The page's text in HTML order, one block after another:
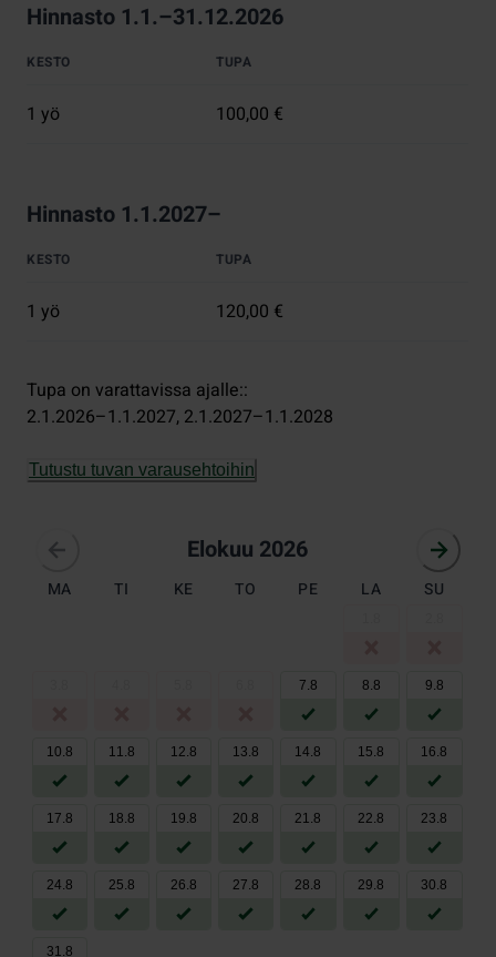
Hinnasto 1.1.–31.12.2026
KESTO TUPA
1 yö 100,00 €
Hinnasto 1.1.2027–
KESTO TUPA
1 yö 120,00 €
Tupa on varattavissa ajalle::
2.1.2026–1.1.2027, 2.1.2027–1.1.2028
Tutustu tuvan varausehtoihin
elokuu 2026 Elokuu 2026
MA TI KE TO PE LA SU
7.8 8.8 9.8
10.8 11.8 12.8 13.8 14.8 15.8 16.8
17.8 18.8 19.8 20.8 21.8 22.8 23.8
24.8 25.8 26.8 27.8 28.8 29.8 30.8
31.8